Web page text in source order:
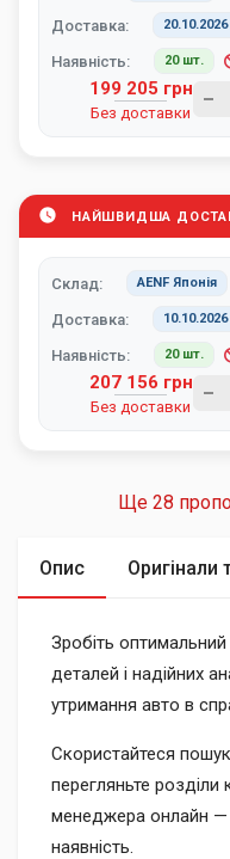
Доставка: 20.10.2026
Наявність: 20 шт.
199 205 грн
Без доставки
НАЙШВИДША
Склад: AENF Японія
Доставка: 10.10.2026
Наявність: 20 шт.
207 156 грн
Без доставки
Опис Оригінали
Зробіть оптимальний
деталей і надійних
утримання авто в
Скористайтеся
перегляньте розділи
менеджера онлайн —
наявність.